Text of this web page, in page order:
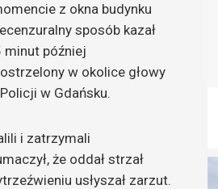
z okna budynku
sposób kazał
minut później
w okolice głowy
w Gdańsku.
i zatrzymali
że oddał strzał
usłyszał zarzut.